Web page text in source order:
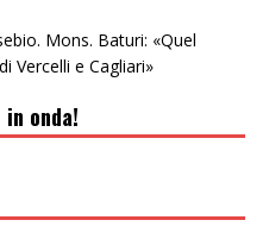
Mons. Baturi: «Quel
Vercelli e Cagliari»
onda!